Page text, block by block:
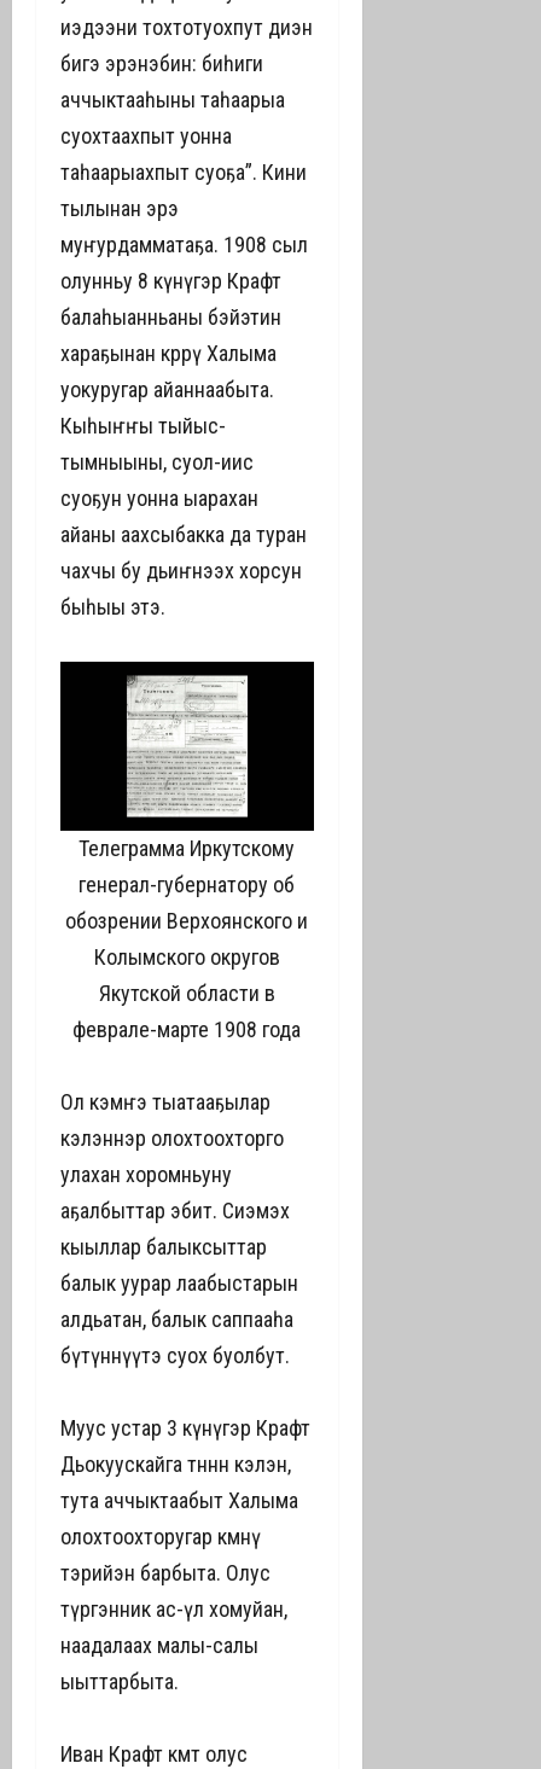
иэдээни тохтотуохпут диэн
бигэ эрэнэбин: биһиги
аччыктааһыны таһаарыа
суохтаахпыт уонна
таһаарыахпыт суоҕа”. Кини
тылынан эрэ
муҥурдамматаҕа. 1908 сыл
олунньу 8 күнүгэр Крафт
балаһыанньаны бэйэтин
хараҕынан көрөөрү Халыма
уокуругар айаннаабыта.
Кыһыҥҥы тыйыс-
тымныыны, суол-иис
суоҕун уонна ыарахан
айаны аахсыбакка да туран
чахчы бу дьиҥнээх хорсун
быһыы этэ.
Телеграмма Иркутскому
генерал-губернатору об
обозрении Верхоянского и
Колымского округов
Якутской области в
феврале-марте 1908 года
Ол кэмҥэ тыатааҕылар
кэлэннэр олохтоохторго
улахан хоромньуну
аҕалбыттар эбит. Сиэмэх
кыыллар балыксыттар
балык уурар лаабыстарын
алдьатан, балык саппааһа
бүтүннүүтэ суох буолбут.
Муус устар 3 күнүгэр Крафт
Дьокуускайга төннөн кэлэн,
тута аччыктаабыт Халыма
олохтоохторугар көмөнү
тэрийэн барбыта. Олус
түргэнник ас-үөл хомуйан,
наадалаах малы-салы
ыыттарбыта.
Иван Крафт көмөтө олус